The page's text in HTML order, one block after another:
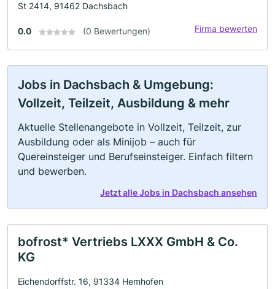
St 2414, 91462 Dachsbach
0.0 (0 Bewertungen) Firma bewerten
Jobs in Dachsbach & Umgebung:
Vollzeit, Teilzeit, Ausbildung & mehr
Aktuelle Stellenangebote in Vollzeit, Teilzeit, zur
Ausbildung oder als Minijob – auch für
Quereinsteiger und Berufseinsteiger. Einfach filtern
und bewerben.
Jetzt alle Jobs in Dachsbach ansehen
bofrost* Vertriebs LXXX GmbH & Co.
KG
Eichendorffstr. 16, 91334 Hemhofen